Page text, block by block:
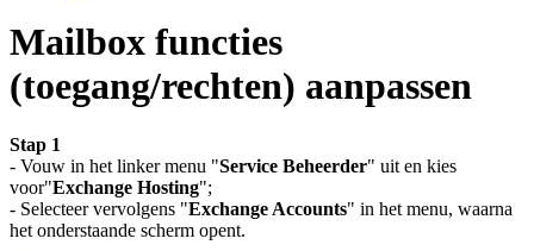
Mailbox functies
(toegang/rechten) aanpassen
Stap 1
- Vouw in het linker menu "Service Beheerder" uit en kies
voor"Exchange Hosting";
- Selecteer vervolgens "Exchange Accounts" in het menu, waarna
het onderstaande scherm opent.